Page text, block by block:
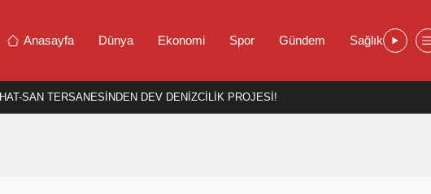
Anasayfa Dünya Ekonomi Spor Gündem Sağlık
HAT-SAN TERSANESİNDEN DEV DENİZCİLİK PROJESİ!